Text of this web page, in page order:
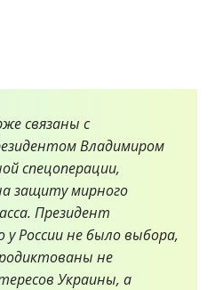
связаны с
Владимиром
спецоперации,
защиту мирного
Президент
у России не было выбора,
не
Украины, а